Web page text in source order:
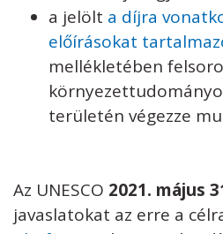
a jelölt a díjra
előírásokat
mellékletében
területén végezze
Az UNESCO 2021. május
javaslatokat az erre a